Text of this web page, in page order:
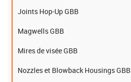
Joints Hop-Up GBB
Magwells GBB
Mires de visée GBB
Nozzles et Blowback Housings GBB